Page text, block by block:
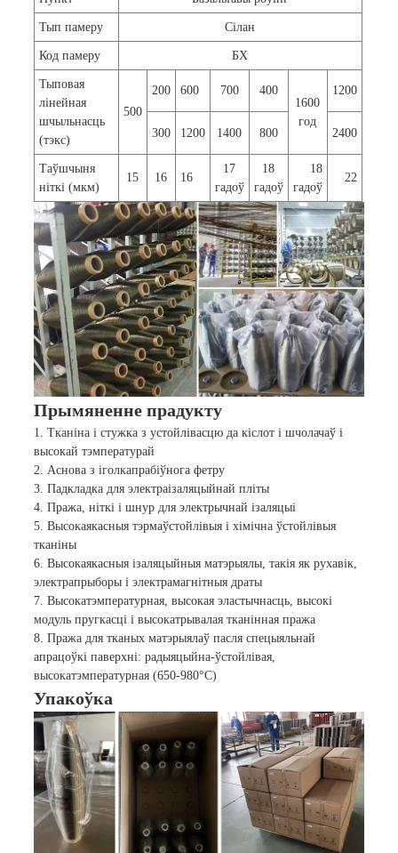
Тып памеру Сілан
Код памеру БХ
Тыповая
лінейная
шчыльнасць
(тэкс)
500
200 600 700
400
1600
год
1200
300 1200 1400 800 2400
Таўшчыня
ніткі (мкм)
15 16 16
17
гадоў
18
гадоў
18
гадоў
22
Прымяненне прадукту
1. Тканіна і стужка з устойлівасцю да кіслот і шчолачаў і
высокай тэмпературай
2. Аснова з іголкапрабіўнога фетру
3. Падкладка для электраізаляцыйнай пліты
4. Пража, ніткі і шнур для электрычнай ізаляцыі
5. Высокаякасныя тэрмаўстойлівыя і хімічна ўстойлівыя
тканіны
6. Высокаякасныя ізаляцыйныя матэрыялы, такія як рухавік,
электрапрыборы і электрамагнітныя драты
7. Высокатэмпературная, высокая эластычнасць, высокі
модуль пругкасці і высокатрывалая тканінная пража
8. Пража для тканых матэрыялаў пасля спецыяльнай
апрацоўкі паверхні: радыяцыйна-ўстойлівая,
высокатэмпературная (650-980°C)
Упакоўка